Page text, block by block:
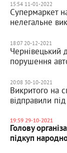
15:54 11-01-2022
Супермаркет
нелегальне
18:07 20-12-2021
Чернівецький
порушення
20:08 30-10-2021
Викритого на
відправили
19:59 29-10-2021
Голову
підкуп